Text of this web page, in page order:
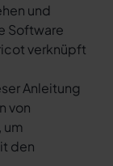
und
Software
verknüpft
Anleitung
von
um
den